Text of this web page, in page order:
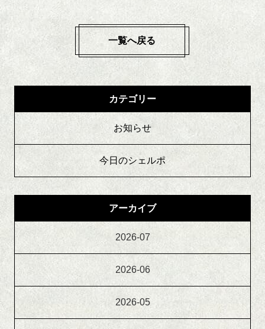
カテゴリー
お知らせ
今日のシェルポ
アーカイブ
2026-07
2026-06
2026-05
一覧へ戻る